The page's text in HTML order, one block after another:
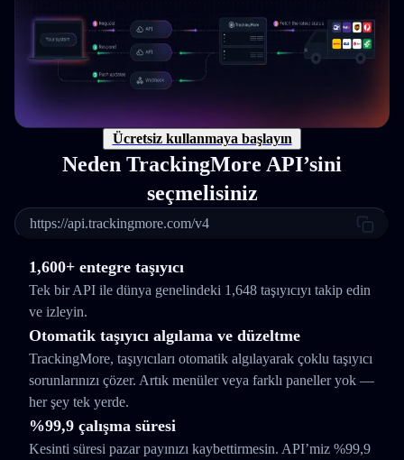
Ücretsiz kullanmaya başlayın
Neden TrackingMore API’sini
seçmelisiniz
https://api.trackingmore.com/v4
1,600+ entegre taşıyıcı
Tek bir API ile dünya genelindeki 1,648 taşıyıcıyı takip edin
ve izleyin.
Otomatik taşıyıcı algılama ve düzeltme
TrackingMore, taşıyıcıları otomatik algılayarak çoklu taşıyıcı
sorunlarınızı çözer. Artık menüler veya farklı paneller yok —
her şey tek yerde.
%99,9 çalışma süresi
Kesinti süresi pazar payınızı kaybettirmesin. API’miz %99,9